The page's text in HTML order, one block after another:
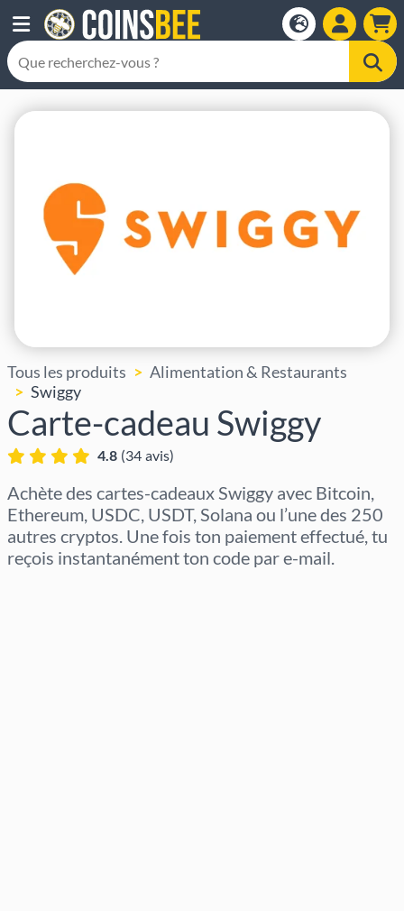
Tous les produits
Alimentation & Restaurants
Swiggy
Carte-cadeau Swiggy
4.8 (34 avis)
Achète des cartes-cadeaux Swiggy avec Bitcoin,
Ethereum, USDC, USDT, Solana ou l’une des 250
autres cryptos. Une fois ton paiement effectué, tu
reçois instantanément ton code par e-mail.